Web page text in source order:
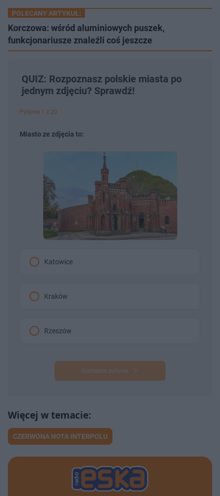
POLECANY ARTYKUŁ:
Korczowa: wśród aluminiowych puszek,
funkcjonariusze znaleźli coś jeszcze
QUIZ: Rozpoznasz polskie miasta po
jednym zdjęciu? Sprawdź!
Pytanie 1 z 20
Miasto ze zdjęcia to:
Katowice
Kraków
Rzeszów
Następne pytanie
CZERWONA NOTA INTERPOLU